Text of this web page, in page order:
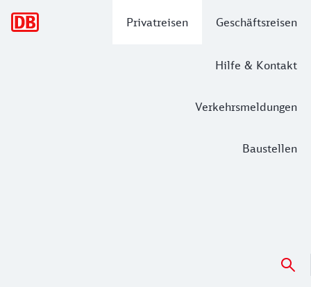
Privatreisen Geschäftsreisen
Hilfe & Kontakt
Verkehrsmeldungen
Baustellen